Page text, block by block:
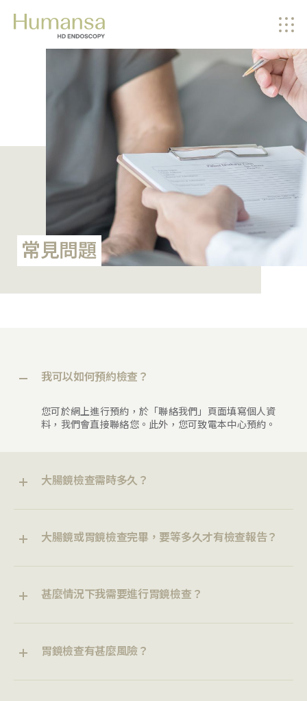
EN 繁體 简体
最新消息
常見問題
聯絡我們
常見問題
我可以如何預約檢查？
您可於網上進行預約，於「聯絡我們」頁面填寫個人資
料，我們會直接聯絡您。此外，您可致電本中心預約。
大腸鏡檢查需時多久？
大腸鏡或胃鏡檢查完畢，要等多久才有檢查報告？
甚麼情況下我需要進行胃鏡檢查？
胃鏡檢查有甚麼風險？